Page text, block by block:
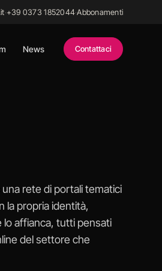
·+39 0373 1852044·Abbonamenti
News Contattaci
rete di portali tematici
la propria identità,
lo affianca, tutti pensati
del settore che